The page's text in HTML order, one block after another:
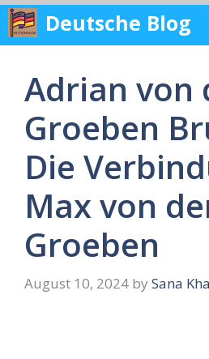
Skip
content
Deutsche Blog
Adrian von
Groeben
Die
Max von
Groeben
August 10, 2024 by Sana